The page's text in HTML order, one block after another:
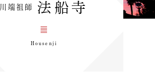
川端祖師 法船寺
Housenji